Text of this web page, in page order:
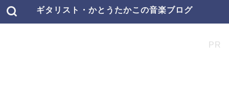
ギタリスト・かとうたかこの音楽ブログ
PR